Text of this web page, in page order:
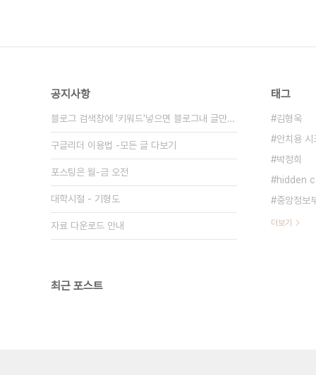
공지사항
블로그 검색창에 '키워드'넣으면 블로그내 글만 검색
구글리더 이용법 -모든 글 다보기
포스팅은 월-금 오전
대학시절 - 기형도
자료 다운로드 안내
최근 포스트
태그
김형욱
안치용
박정희
hidden
중앙정보
더보기